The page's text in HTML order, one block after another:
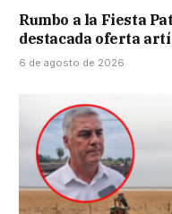
Rumbo a la Fiesta
destacada oferta
6 de agosto de 2026